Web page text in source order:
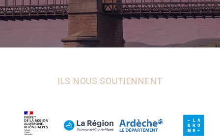
ILS NOUS SOUTIENNENT